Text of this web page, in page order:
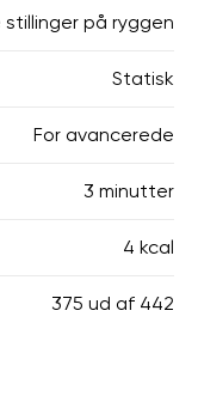
stillinger på ryggen
Statisk
For avancerede
3 minutter
4 kcal
375 ud af 442